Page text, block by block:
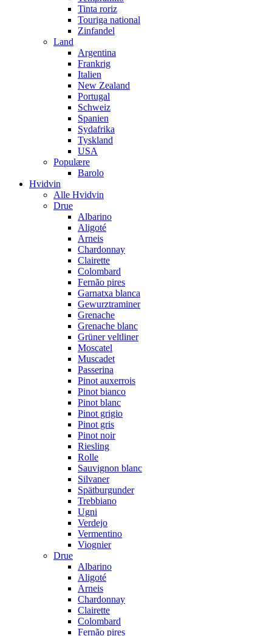
Tinta roriz
Touriga national
Zinfandel
Land
Argentina
Frankrig
Italien
New Zealand
Portugal
Schweiz
Spanien
Sydafrika
Tyskland
USA
Populære
Barolo
Hvidvin
Alle Hvidvin
Drue
Albarino
Aligoté
Arneis
Chardonnay
Clairette
Colombard
Fernão pires
Garnatxa blanca
Gewurztraminer
Grenache
Grenache blanc
Grüner veltliner
Moscatel
Muscadet
Passerina
Pinot auxerrois
Pinot bianco
Pinot blanc
Pinot grigio
Pinot gris
Pinot noir
Riesling
Rolle
Sauvignon blanc
Silvaner
Spätburgunder
Trebbiano
Ugni
Verdejo
Vermentino
Viognier
Drue
Albarino
Aligoté
Arneis
Chardonnay
Clairette
Colombard
Fernão pires